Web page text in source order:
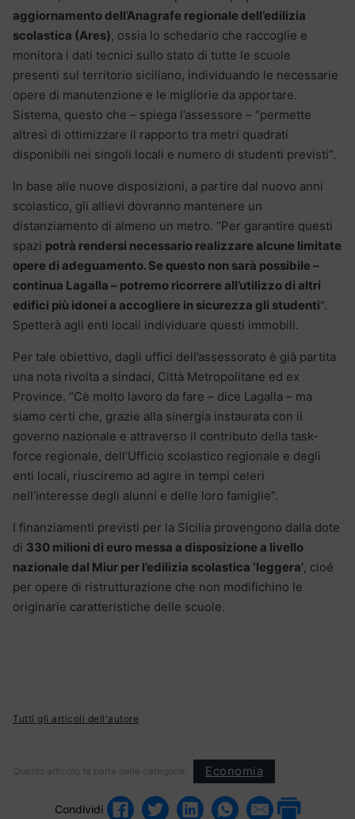
aggiornamento dell’Anagrafe regionale dell’edilizia
scolastica (Ares), ossia lo schedario che raccoglie e
monitora i dati tecnici sullo stato di tutte le scuole
presenti sul territorio siciliano, individuando le necessarie
opere di manutenzione e le migliorie da apportare.
Sistema, questo che – spiega l’assessore – “permette
altresì di ottimizzare il rapporto tra metri quadrati
disponibili nei singoli locali e numero di studenti previsti”.
In base alle nuove disposizioni, a partire dal nuovo anni
scolastico, gli allievi dovranno mantenere un
distanziamento di almeno un metro. “Per garantire questi
spazi potrà rendersi necessario realizzare alcune limitate
opere di adeguamento. Se questo non sarà possibile –
continua Lagalla – potremo ricorrere all’utilizzo di altri
edifici più idonei a accogliere in sicurezza gli studenti“.
Spetterà agli enti locali individuare questi immobili.
Per tale obiettivo, dagli uffici dell’assessorato è già partita
una nota rivolta a sindaci, Città Metropolitane ed ex
Province. “Cè molto lavoro da fare – dice Lagalla – ma
siamo certi che, grazie alla sinergia instaurata con il
governo nazionale e attraverso il contributo della task-
force regionale, dell’Ufficio scolastico regionale e degli
enti locali, riusciremo ad agire in tempi celeri
nell’interesse degli alunni e delle loro famiglie”.
I finanziamenti previsti per la Sicilia provengono dalla dote
di 330 milioni di euro messa a disposizione a livello
nazionale dal Miur per l’edilizia scolastica ‘leggera’, cioé
per opere di ristrutturazione che non modifichino le
originarie caratteristiche delle scuole.
Tutti gli articoli dell'autore
Questo articolo fa parte delle categorie: Economia
Condividi